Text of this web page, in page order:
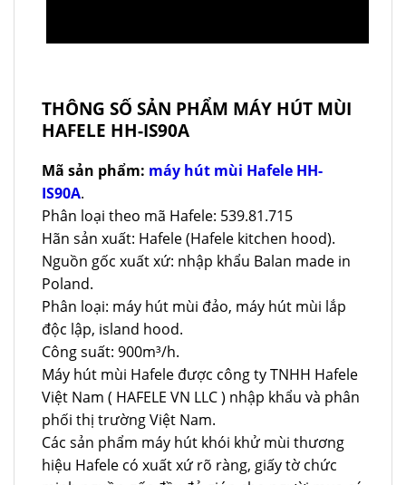
THÔNG SỐ SẢN PHẨM MÁY HÚT MÙI
HAFELE HH-IS90A
Mã sản phẩm: máy hút mùi Hafele HH-
IS90A.
Phân loại theo mã Hafele: 539.81.715
Hãn sản xuất: Hafele (Hafele kitchen hood).
Nguồn gốc xuất xứ: nhập khẩu Balan made in
Poland.
Phân loại: máy hút mùi đảo, máy hút mùi lắp
độc lập, island hood.
Công suất: 900m³/h.
Máy hút mùi Hafele được công ty TNHH Hafele
Việt Nam ( HAFELE VN LLC ) nhập khẩu và phân
phối thị trường Việt Nam.
Các sản phẩm máy hút khói khử mùi thương
hiệu Hafele có xuất xứ rõ ràng, giấy tờ chức